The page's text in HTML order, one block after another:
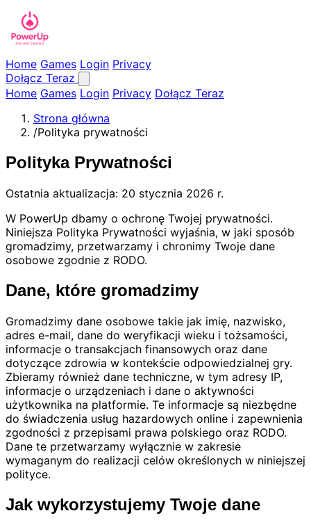
Home Games Login Privacy
Dołącz Teraz
Home Games Login Privacy Dołącz Teraz
Strona główna
/Polityka prywatności
Polityka Prywatności
Ostatnia aktualizacja: 20 stycznia 2026 r.
W PowerUp dbamy o ochronę Twojej prywatności.
Niniejsza Polityka Prywatności wyjaśnia, w jaki sposób
gromadzimy, przetwarzamy i chronimy Twoje dane
osobowe zgodnie z RODO.
Dane, które gromadzimy
Gromadzimy dane osobowe takie jak imię, nazwisko,
adres e-mail, dane do weryfikacji wieku i tożsamości,
informacje o transakcjach finansowych oraz dane
dotyczące zdrowia w kontekście odpowiedzialnej gry.
Zbieramy również dane techniczne, w tym adresy IP,
informacje o urządzeniach i dane o aktywności
użytkownika na platformie. Te informacje są niezbędne
do świadczenia usług hazardowych online i zapewnienia
zgodności z przepisami prawa polskiego oraz RODO.
Dane te przetwarzamy wyłącznie w zakresie
wymaganym do realizacji celów określonych w niniejszej
polityce.
Jak wykorzystujemy Twoje dane